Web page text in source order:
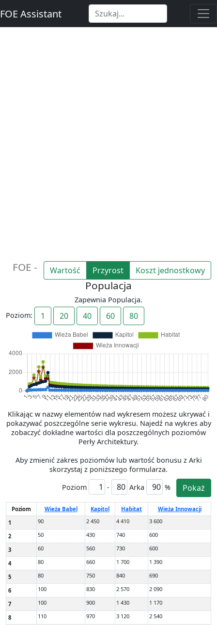
FOE Assistant
Wartość Przyrost Koszt jednostkowy
FOE -
Populacja
Zapewnia Populacja.
Poziom:
1 20 40 60 80
Klikając w nazwy elementów nad wykresem możesz ukrywać i
pokazywać poszczególne serie wykresu. Najedź na wykres aby
zobaczyć dokładne wartości dla poszczególnych poziomów
Perły Architektury.
Aby zmienić zakres poziomów lub wartość bonusu z Arki
skorzystaj z poniższego formularza.
Poziom
- Arka % Pokaż
Poziom Wieża Babel Kapitol Habitat
Wieża Innowacji
1
90 2 450 4 410 3 600
2 50 430 740 600
3 60 560 730 600
4 80 660 1 700 1 390
5 80 750 840 690
6 100 830 2 570 2 090
7 100 900 1 430 1 170
8 110 970 3 120 2 540